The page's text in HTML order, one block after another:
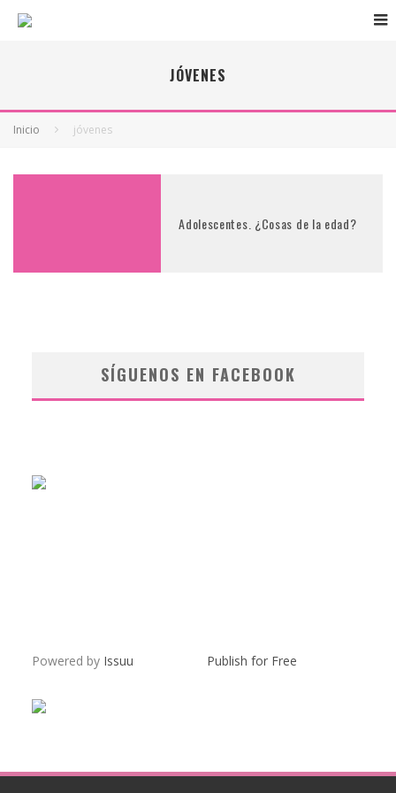
JÓVENES
Inicio jóvenes
Adolescentes. ¿Cosas de la edad?
SÍGUENOS EN FACEBOOK
Powered by Issuu Publish for Free